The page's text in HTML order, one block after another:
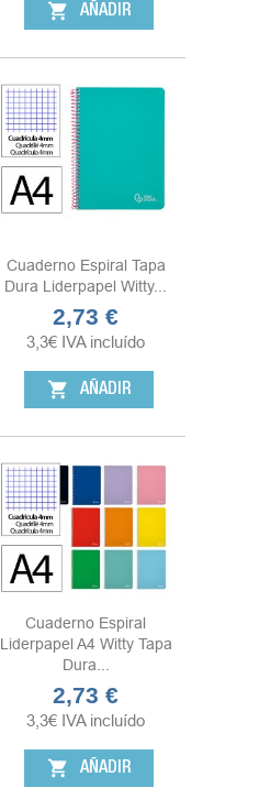
shopping_cart AÑADIR
Cuaderno Espiral Tapa
Dura Liderpapel Witty...
Precio
2,73 €
3,3€ IVA incluído
shopping_cart AÑADIR
Cuaderno Espiral
Liderpapel A4 Witty Tapa
Dura...
Precio
2,73 €
3,3€ IVA incluído
shopping_cart AÑADIR